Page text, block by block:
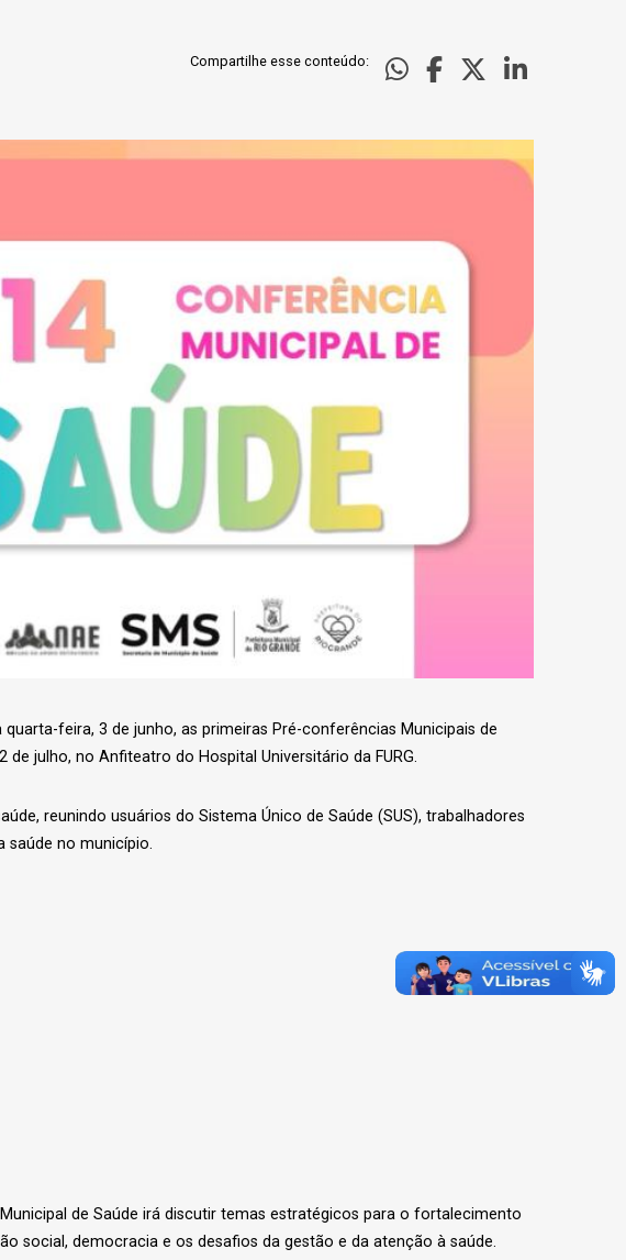
Compartilhe esse conteúdo:
feira, 3 de junho, as primeiras Pré-conferências Municipais de
julho, no Anfiteatro do Hospital Universitário da FURG.
reunindo usuários do Sistema Único de Saúde (SUS), trabalhadores
saúde no município.
de Saúde irá discutir temas estratégicos para o fortalecimento
social, democracia e os desafios da gestão e da atenção à saúde.